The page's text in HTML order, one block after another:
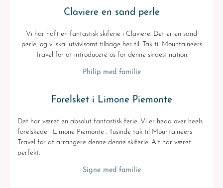
Claviere en sand perle
Vi har haft en fantastisk skiferie i Claviere. Det er en sand
perle, og vi skal utvivlsomt tilbage her til. Tak til Mountaineers
Travel for at introducere os for denne skidestination.
Philip med familie
Forelsket i Limone Piemonte
Det har været en absolut fantastisk ferie. Vi er head over heels
forelskede i Limone Piemonte . Tusinde tak til Mountaineers
Travel for at arrangere denne denne skiferie. Alt har været
perfekt.
Signe med familie